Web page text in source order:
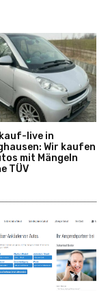
live in
Wir kaufen
mit Mängeln
TÜV